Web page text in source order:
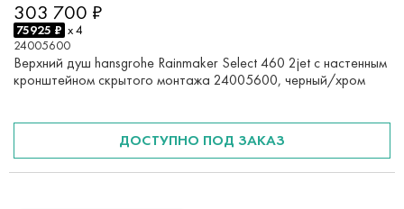
303 700 ₽
75925 ₽ x 4
24005600
Верхний душ hansgrohe Rainmaker Select 460 2jet с настенным
кронштейном скрытого монтажа 24005600, черный/хром
ДОСТУПНО ПОД ЗАКАЗ